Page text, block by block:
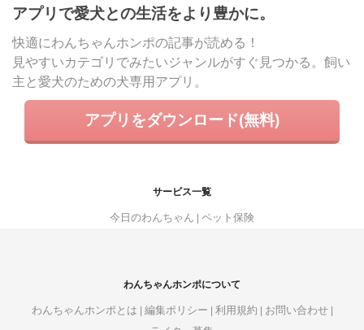
アプリで愛犬との生活をより豊かに。
快適にわんちゃんホンポの記事が読める！
見やすいカテゴリでみたいジャンルがすぐ見つかる。飼い
主と愛犬のための犬専用アプリ。
アプリをダウンロード(無料)
サービス一覧
今日のわんちゃん ペット保険
わんちゃんホンポについて
わんちゃんホンポとは 編集ポリシー 利用規約
お問い合わせ